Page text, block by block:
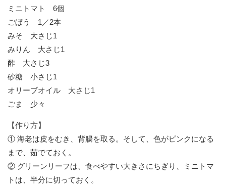
ミニトマト 6個
ごぼう 1／2本
みそ 大さじ1
みりん 大さじ1
酢 大さじ3
砂糖 小さじ1
オリーブオイル 大さじ1
ごま 少々
【作り方】
① 海老は皮をむき、背腸を取る。そして、色がピンクになる
まで、茹でておく。
② グリーンリーフは、食べやすい大きさにちぎり、ミニトマ
トは、半分に切っておく。